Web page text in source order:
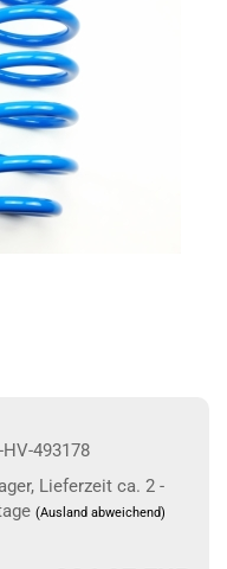
HV-493178
Lieferzeit ca. 2 -
(Ausland abweichend)